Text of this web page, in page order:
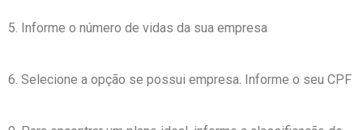
5. Informe o número de vidas da sua empresa
6. Selecione a opção se possui empresa. Informe o seu CPF